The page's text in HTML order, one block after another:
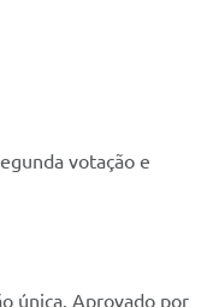
votação e
única. Aprovado por